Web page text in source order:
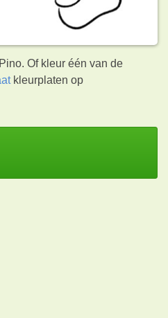
Of kleur één van de
kleurplaten op